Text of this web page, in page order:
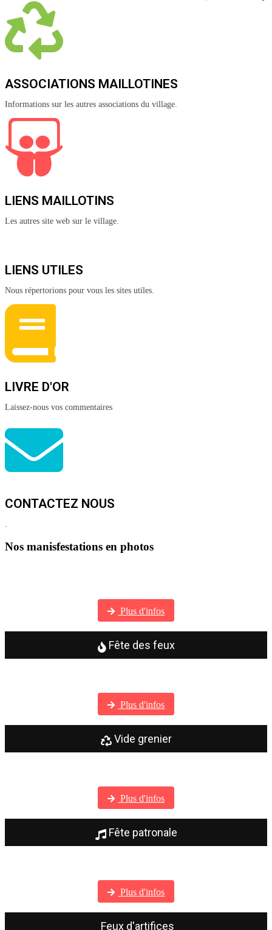
ASSOCIATIONS MAILLOTINES
Informations sur les autres associations du village.
LIENS MAILLOTINS
Les autres site web sur le village.
LIENS UTILES
Nous répertorions pour vous les sites utiles.
LIVRE D'OR
Laissez-nous vos commentaires
CONTACTEZ NOUS
Nos manisfestations en photos
Plus d'infos
Fête des feux
Plus d'infos
Vide grenier
Plus d'infos
Fête patronale
Plus d'infos
Feux d'artifices